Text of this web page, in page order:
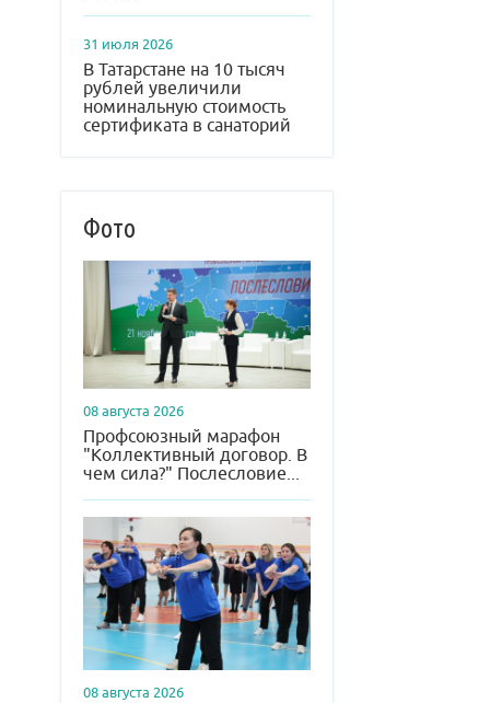
31 июля 2026
В Татарстане на 10 тысяч
рублей увеличили
номинальную стоимость
сертификата в санаторий
Фото
08 августа 2026
Профсоюзный марафон
"Коллективный договор. В
чем сила?" Послесловие...
08 августа 2026